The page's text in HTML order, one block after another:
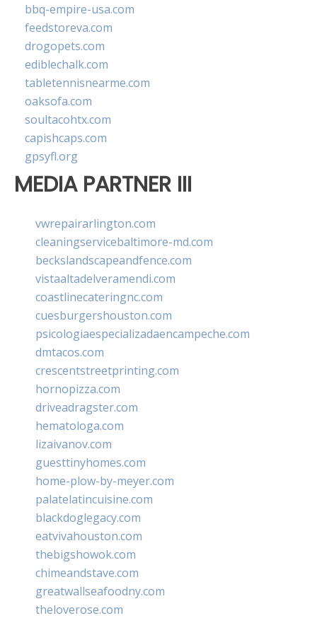
bbq-empire-usa.com
feedstoreva.com
drogopets.com
ediblechalk.com
tabletennisnearme.com
oaksofa.com
soultacohtx.com
capishcaps.com
gpsyfl.org
MEDIA PARTNER III
vwrepairarlington.com
cleaningservicebaltimore-md.com
beckslandscapeandfence.com
vistaaltadelveramendi.com
coastlinecateringnc.com
cuesburgershouston.com
psicologiaespecializadaencampeche.com
dmtacos.com
crescentstreetprinting.com
hornopizza.com
driveadragster.com
hematologa.com
lizaivanov.com
guesttinyhomes.com
home-plow-by-meyer.com
palatelatincuisine.com
blackdoglegacy.com
eatvivahouston.com
thebigshowok.com
chimeandstave.com
greatwallseafoodny.com
theloverose.com